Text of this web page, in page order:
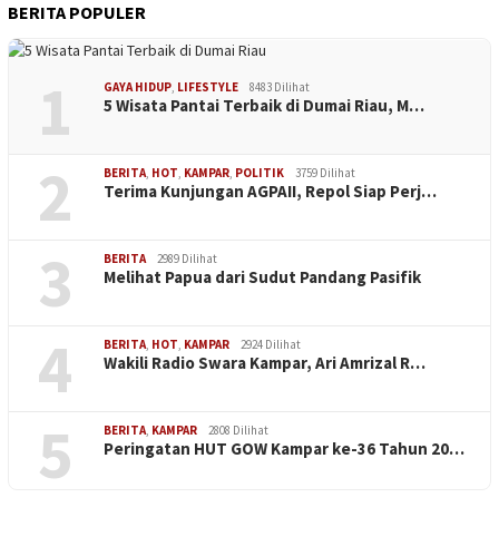
BERITA POPULER
1 GAYA HIDUP, LIFESTYLE 8483 Dilihat
5 Wisata Pantai Terbaik di Dumai Riau, M…
2 BERITA, HOT, KAMPAR, POLITIK 3759 Dilihat
Terima Kunjungan AGPAII, Repol Siap Perj…
3 BERITA 2989 Dilihat
Melihat Papua dari Sudut Pandang Pasifik
4 BERITA, HOT, KAMPAR 2924 Dilihat
Wakili Radio Swara Kampar, Ari Amrizal R…
5 BERITA, KAMPAR 2808 Dilihat
Peringatan HUT GOW Kampar ke-36 Tahun 20…